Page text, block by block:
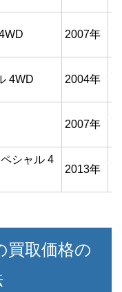
2007年
4WD 2004年
2007年
シャル 4
2013年
買取価格の